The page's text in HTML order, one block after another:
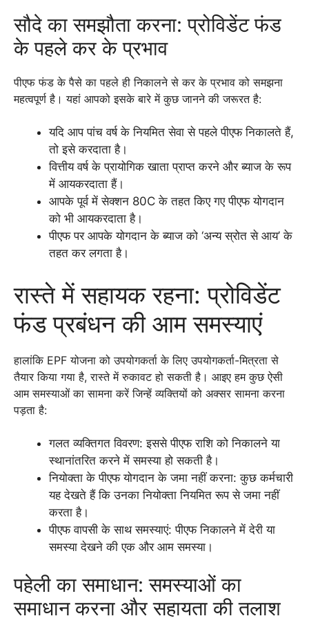
सौदे का समझौता करना: प्रोविडेंट फंड
के पहले कर के प्रभाव
पीएफ फंड के पैसे का पहले ही निकालने से कर के प्रभाव को समझना
महत्वपूर्ण है। यहां आपको इसके बारे में कुछ जानने की जरूरत है:
यदि आप पांच वर्ष के नियमित सेवा से पहले पीएफ निकालते हैं,
तो इसे करदाता है।
वित्तीय वर्ष के प्रायोगिक खाता प्राप्त करने और ब्याज के रूप
में आयकरदाता हैं।
आपके पूर्व में सेक्शन 80C के तहत किए गए पीएफ योगदान
को भी आयकरदाता है।
पीएफ पर आपके योगदान के ब्याज को ‘अन्य स्रोत से आय’ के
तहत कर लगता है।
रास्ते में सहायक रहना: प्रोविडेंट
फंड प्रबंधन की आम समस्याएं
हालांकि EPF योजना को उपयोगकर्ता के लिए उपयोगकर्ता-मित्रता से
तैयार किया गया है, रास्ते में रुकावट हो सकती है। आइए हम कुछ ऐसी
आम समस्याओं का सामना करें जिन्हें व्यक्तियों को अक्सर सामना करना
पड़ता है:
गलत व्यक्तिगत विवरण: इससे पीएफ राशि को निकालने या
स्थानांतरित करने में समस्या हो सकती है।
नियोक्ता के पीएफ योगदान के जमा नहीं करना: कुछ कर्मचारी
यह देखते हैं कि उनका नियोक्ता नियमित रूप से जमा नहीं
करता है।
पीएफ वापसी के साथ समस्याएं: पीएफ निकालने में देरी या
समस्या देखने की एक और आम समस्या।
पहेली का समाधान: समस्याओं का
समाधान करना और सहायता की तलाश